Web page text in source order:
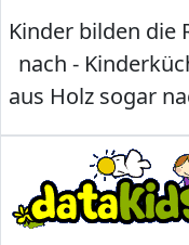
Kinder bilden die
nach -
aus Holz sogar